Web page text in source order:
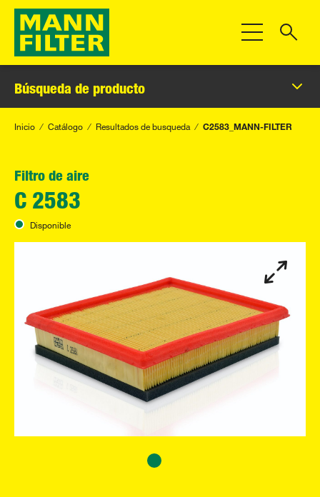
Toggle
Búsqueda de producto
Inicio Catálogo Resultados de busqueda C2583_MANN-FILTER
Filtro de aire
C 2583
Disponible